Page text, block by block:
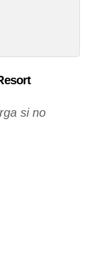
si no